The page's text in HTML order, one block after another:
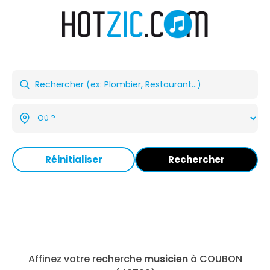
Réinitialiser Rechercher
Affinez votre recherche musicienà COUBON